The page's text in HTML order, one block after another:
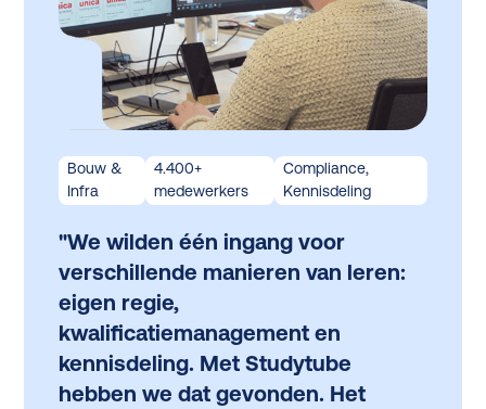
Bouw &
Infra
4.400+
medewerkers
Compliance,
Kennisdeling
"We wilden één ingang voor
verschillende manieren van leren:
eigen regie,
kwalificatiemanagement en
kennisdeling. Met Studytube
hebben we dat gevonden. Het